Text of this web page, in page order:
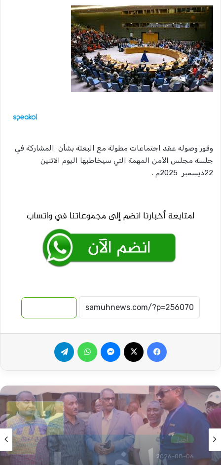
وفور وصوله عقد اجتماعات مطولة مع البعثة بشأن المشاركة في
جلسة مجلس الأمن المهمة التي سيخاطبها اليوم الاثنين
22ديسمبر 2025م .
فيسبوك ماسنجر واتساب
أخبار
2026-08-06
ترتيبات جديدة بالعودة الطوعية ودول تساهم في